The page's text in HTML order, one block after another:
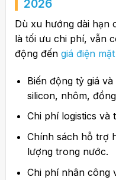
2026
Dù xu hướng dài hạn
là tối ưu chi phí, vẫn
động đến giá điện
Biến động tỷ giá
silicon, nhôm,
Chi phí logistics và
Chính sách hỗ trợ
lượng trong nước.
Chi phí nhân công